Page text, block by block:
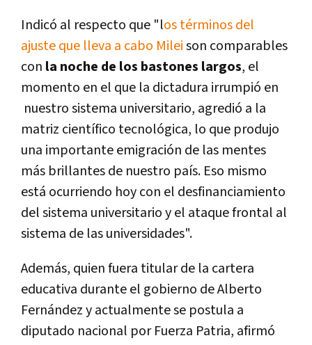
Indicó al respecto que "los términos del
ajuste que lleva a cabo Mileison comparables
con la noche de los bastones largos, el
momento en el que la dictadura irrumpió en
nuestro sistema universitario, agredió a la
matriz científico tecnológica, lo que produjo
una importante emigración de las mentes
más brillantes de nuestro país. Eso mismo
está ocurriendo hoy con el desfinanciamiento
del sistema universitario y el ataque frontal al
sistema de las universidades".
Además, quien fuera titular de la cartera
educativa durante el gobierno de Alberto
Fernández y actualmente se postula a
diputado nacional por Fuerza Patria, afirmó